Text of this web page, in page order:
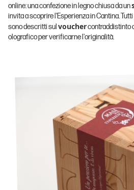
online: una confezione in legno chiusa da un
invita a scoprire l'Esperienza in Cantina.
sono descritti sul vouchercontraddistinto
olografico per verificarne l'originalità.